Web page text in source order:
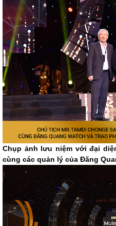
Chụp ảnh lưu niệm với đại
cùng các quản lý của Đăng